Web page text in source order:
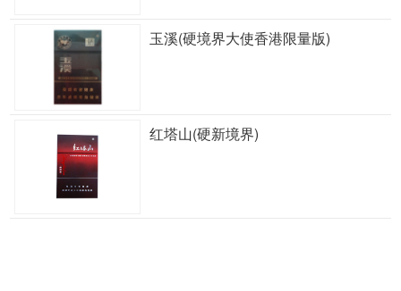
玉溪(硬境界大使香港限量版)
红塔山(硬新境界)